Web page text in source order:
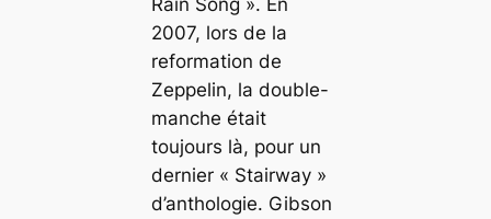
2007, lors de la
reformation de
Zeppelin, la double-
manche était
toujours là, pour un
dernier « Stairway »
d’anthologie. Gibson